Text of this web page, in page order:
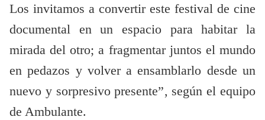
Los invitamos a convertir este festival de cine
documental en un espacio para habitar la
mirada del otro; a fragmentar juntos el mundo
en pedazos y volver a ensamblarlo desde un
nuevo y sorpresivo presente”, según el equipo
de Ambulante.